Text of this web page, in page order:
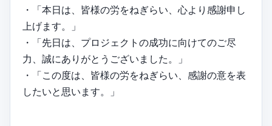
・「本日は、皆様の労をねぎらい、心より感謝申し
上げます。」
・「先日は、プロジェクトの成功に向けてのご尽
力、誠にありがとうございました。」
・「この度は、皆様の労をねぎらい、感謝の意を表
したいと思います。」